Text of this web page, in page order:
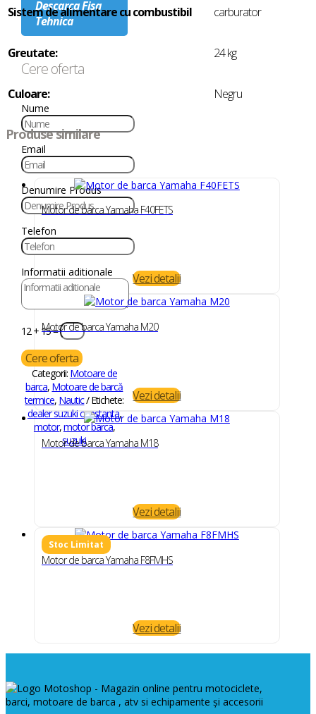
Descarca Fisa
Tehnica
Cere oferta
Nume
Email
Denumire Produs
Telefon
Informatii aditionale
12 + 15=
Cere oferta
Categorii: Motoare de
barca, Motoare de barcă
termice, Nautic Etichete:
dealer suzuki constanta,
motor,motor barca,
suzuki
Sistem de alimentare cu combustibil carburator
Greutate: 24 kg
Culoare: Negru
Produse similare
Motor de barca Yamaha F40FETS
Vezi detalii
Motor de barca Yamaha M20
Vezi detalii
Motor de barca Yamaha M18
Vezi detalii
Motor de barca Yamaha F8FMHS
Vezi detalii